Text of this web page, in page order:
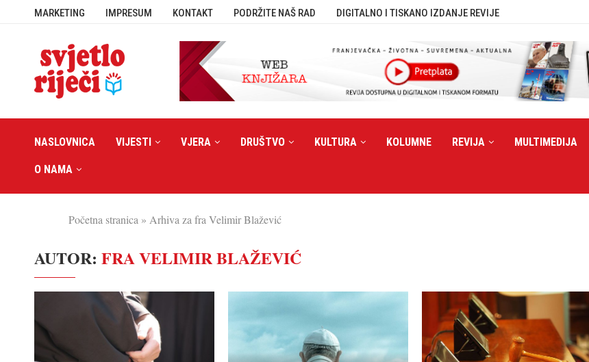
MARKETING IMPRESUM KONTAKT PODRŽITE NAŠ RAD DIGITALNO I TISKANO IZDANJE REVIJE
NASLOVNICA VIJESTI VJERA DRUŠTVO KULTURA KOLUMNE REVIJA MULTIMEDIJA
O NAMA
Početna stranica » Arhiva za fra Velimir Blažević
AUTOR: FRA VELIMIR BLAŽEVIĆ